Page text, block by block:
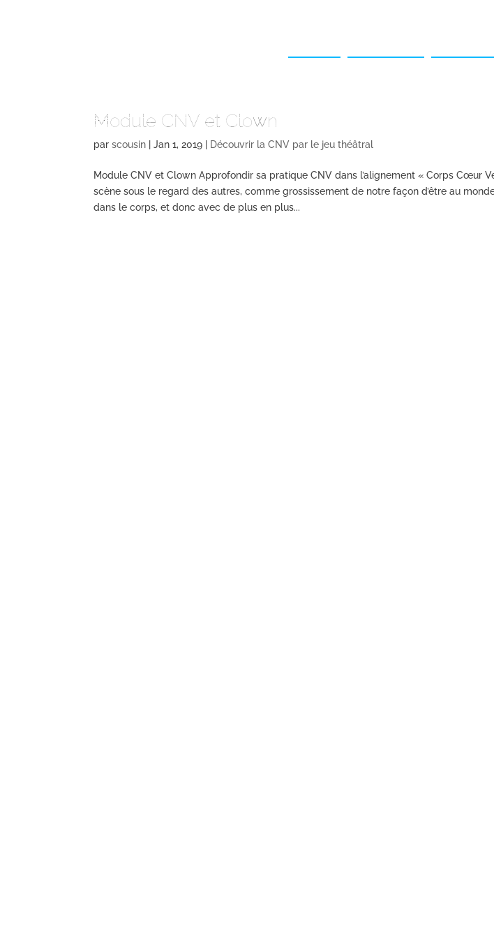
Module CNV et Clown
parscousin |Jan 1, 2019 Découvrir la CNV par le jeu théâtral
Module CNV et Clown Approfondir sa pratique CNV dans l’alignement « Corps Cœur
scène sous le regard des autres, comme grossissement de notre façon d’être au
dans le corps, et donc avec de plus en plus...